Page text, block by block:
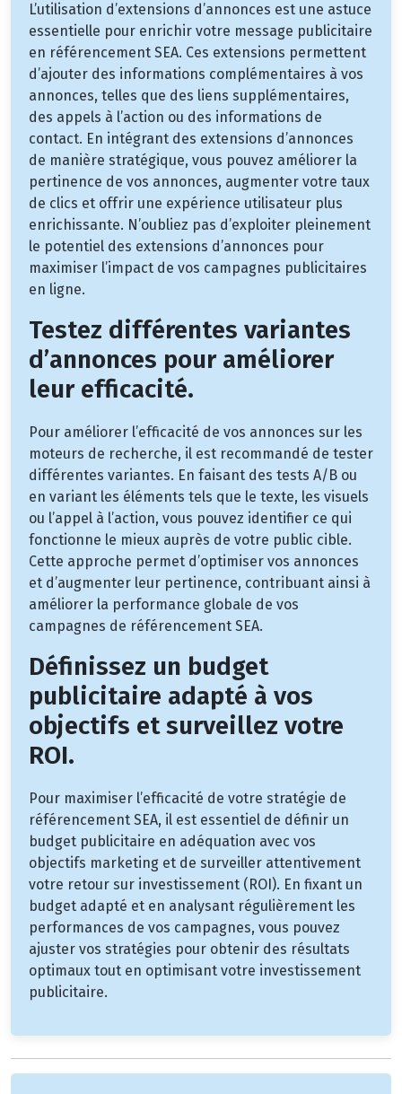
L’utilisation d’extensions d’annonces est une astuce
essentielle pour enrichir votre message publicitaire
en référencement SEA. Ces extensions permettent
d’ajouter des informations complémentaires à vos
annonces, telles que des liens supplémentaires,
des appels à l’action ou des informations de
contact. En intégrant des extensions d’annonces
de manière stratégique, vous pouvez améliorer la
pertinence de vos annonces, augmenter votre taux
de clics et offrir une expérience utilisateur plus
enrichissante. N’oubliez pas d’exploiter pleinement
le potentiel des extensions d’annonces pour
maximiser l’impact de vos campagnes publicitaires
en ligne.
Testez différentes variantes
d’annonces pour améliorer
leur efficacité.
Pour améliorer l’efficacité de vos annonces sur les
moteurs de recherche, il est recommandé de tester
différentes variantes. En faisant des tests A/B ou
en variant les éléments tels que le texte, les visuels
ou l’appel à l’action, vous pouvez identifier ce qui
fonctionne le mieux auprès de votre public cible.
Cette approche permet d’optimiser vos annonces
et d’augmenter leur pertinence, contribuant ainsi à
améliorer la performance globale de vos
campagnes de référencement SEA.
Définissez un budget
publicitaire adapté à vos
objectifs et surveillez votre
ROI.
Pour maximiser l’efficacité de votre stratégie de
référencement SEA, il est essentiel de définir un
budget publicitaire en adéquation avec vos
objectifs marketing et de surveiller attentivement
votre retour sur investissement (ROI). En fixant un
budget adapté et en analysant régulièrement les
performances de vos campagnes, vous pouvez
ajuster vos stratégies pour obtenir des résultats
optimaux tout en optimisant votre investissement
publicitaire.